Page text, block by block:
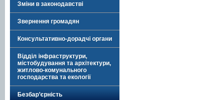
Зміни в законодавстві
Звернення громадян
Консультативно-дорадчі органи
Відділ інфраструктури,
містобудування та архітектури,
житлово-комунального
господарства та екології
Безбар’єрність